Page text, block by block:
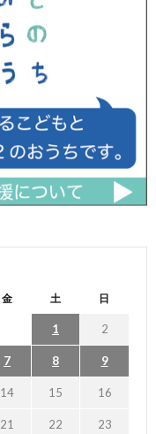
金 土 日
1 2
7 8 9
14 15 16
21 22 23